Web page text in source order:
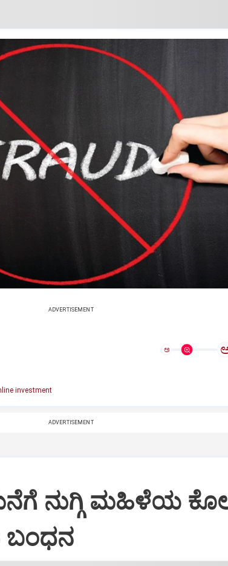
ADVERTISEMENT
ಅ
investment
ADVERTISEMENT
ನುಗ್ಗಿ ಮಹಿಳೆಯ
ಬಂಧನ